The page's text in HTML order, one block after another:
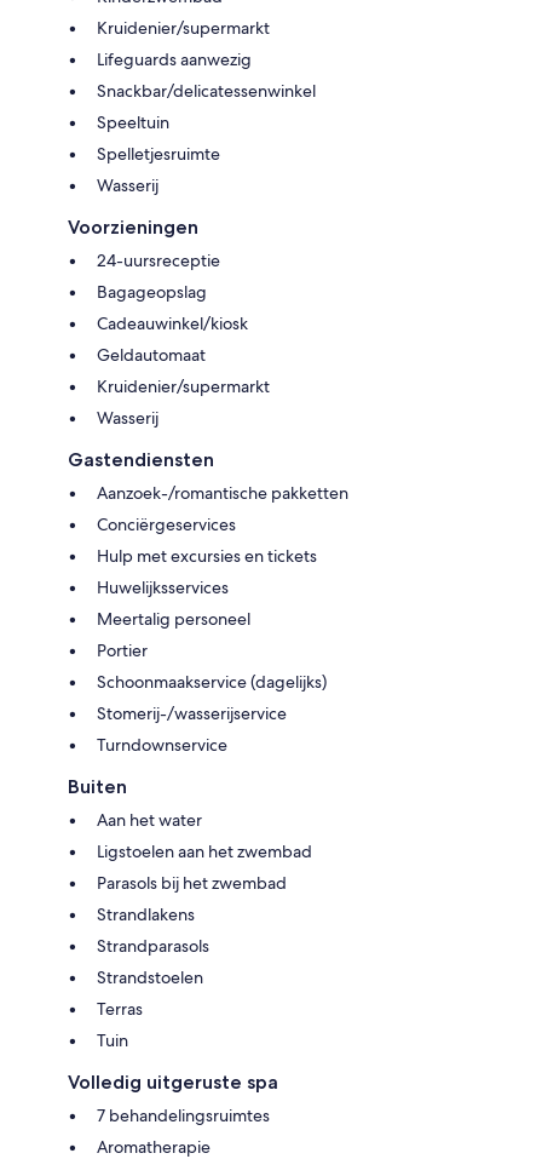
Kruidenier/supermarkt
Lifeguards aanwezig
Snackbar/delicatessenwinkel
Speeltuin
Spelletjesruimte
Wasserij
Voorzieningen
24-uursreceptie
Bagageopslag
Cadeauwinkel/kiosk
Geldautomaat
Kruidenier/supermarkt
Wasserij
Gastendiensten
Aanzoek-/romantische pakketten
Conciërgeservices
Hulp met excursies en tickets
Huwelijksservices
Meertalig personeel
Portier
Schoonmaakservice (dagelijks)
Stomerij-/wasserijservice
Turndownservice
Buiten
Aan het water
Ligstoelen aan het zwembad
Parasols bij het zwembad
Strandlakens
Strandparasols
Strandstoelen
Terras
Tuin
Volledig uitgeruste spa
7 behandelingsruimtes
Aromatherapie